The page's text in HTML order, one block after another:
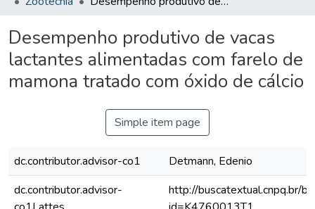
Desempenho produtivo de vacas
lactantes alimentadas com farelo de
mamona tratado com óxido de cálcio
Simple item page
dc.contributor.advisor-co1
Detmann, Edenio
dc.contributor.advisor-
http://buscatextual.cnpq.br/